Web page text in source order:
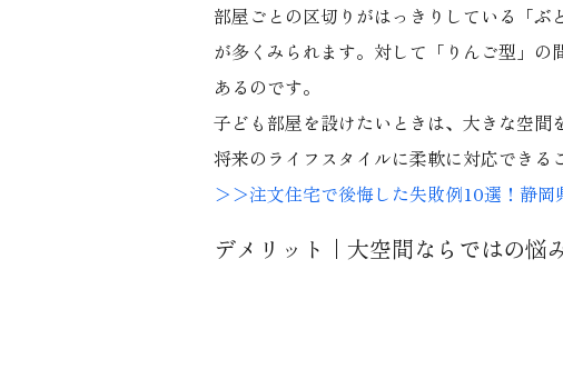
部屋ごとの区切りがはっきりしている「
が多くみられます。対して「りんご型」
あるのです。
子ども部屋を設けたいときは、大きな空間
将来のライフスタイルに柔軟に対応できる
＞＞注文住宅で後悔した失敗例10選！静
デメリット｜大空間ならではの悩